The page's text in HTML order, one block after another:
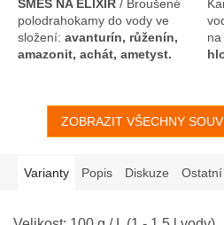
SMĚS NA ELIXÍR / Broušené
polodrahokamy do vody ve
složení: avanturín, růženín,
amazonit, achát, ametyst.
u
ZOBRAZIT VŠECHNY
Varianty Popis Diskuze